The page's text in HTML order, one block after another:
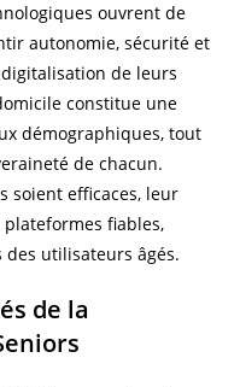
ouvrent de
autonomie, sécurité et
de leurs
constitue une
démographiques, tout
de chacun.
soient efficaces, leur
fiables,
utilisateurs âgés.
de la